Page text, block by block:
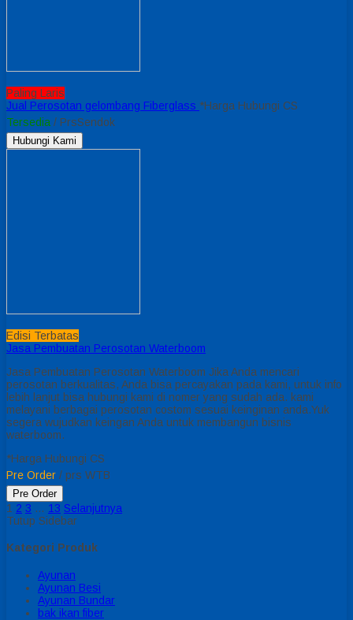
Paling Laris
Jual Perosotan gelombang Fiberglass *Harga Hubungi CS
Tersedia / PrsSendok
Hubungi Kami
Edisi Terbatas
Jasa Pembuatan Perosotan Waterboom
Jasa Pembuatan Perosotan Waterboom Jika Anda mencari
perosotan berkualitas, Anda bisa percayakan pada kami, untuk info
lebih lanjut bisa hubungi kami di nomer yang sudah ada. kami
melayani berbagai perosotan costom sesuai keinginan anda.Yuk
segera wujudkan keingan Anda untuk membangun bisnis
waterboom.
*Harga Hubungi CS
Pre Order / prs WTB
Pre Order
1 2 3 … 13 Selanjutnya
Tutup Sidebar
Kategori Produk
Ayunan
Ayunan Besi
Ayunan Bundar
bak ikan fiber